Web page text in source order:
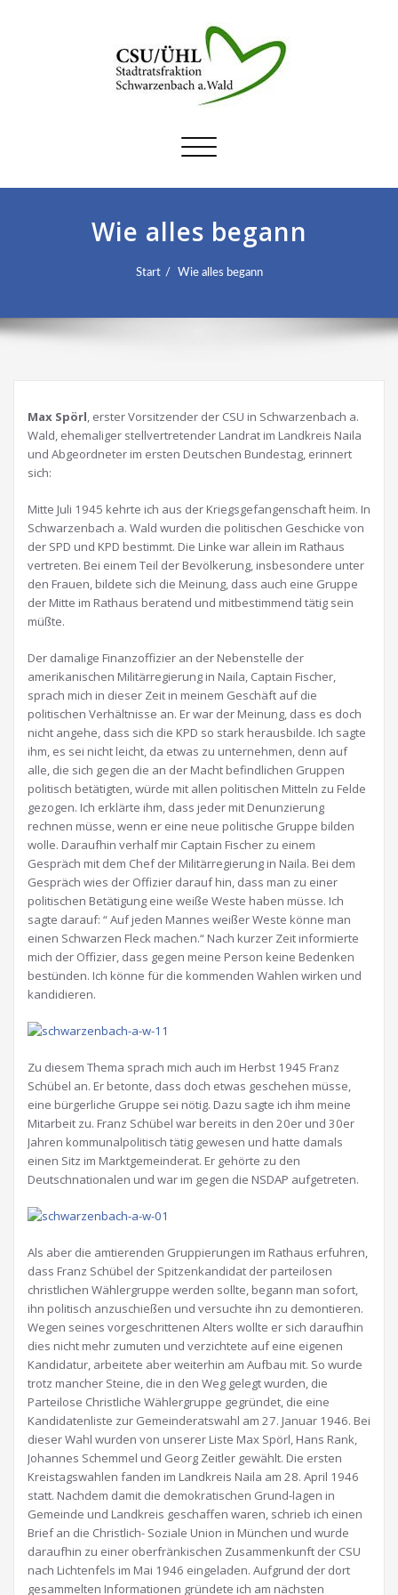
Schalte
Wie alles begann
Start Wie alles begann
Max Spörl, erster Vorsitzender der CSU in Schwarzenbach a.
Wald, ehemaliger stellvertretender Landrat im Landkreis Naila
und Abgeordneter im ersten Deutschen Bundestag, erinnert
sich:
Mitte Juli 1945 kehrte ich aus der Kriegsgefangenschaft heim. In
Schwarzenbach a. Wald wurden die politischen Geschicke von
der SPD und KPD bestimmt. Die Linke war allein im Rathaus
vertreten. Bei einem Teil der Bevölkerung, insbesondere unter
den Frauen, bildete sich die Meinung, dass auch eine Gruppe
der Mitte im Rathaus beratend und mitbestimmend tätig sein
müßte.
Der damalige Finanzoffizier an der Nebenstelle der
amerikanischen Militärregierung in Naila, Captain Fischer,
sprach mich in dieser Zeit in meinem Geschäft auf die
politischen Verhältnisse an. Er war der Meinung, dass es doch
nicht angehe, dass sich die KPD so stark herausbilde. Ich sagte
ihm, es sei nicht leicht, da etwas zu unternehmen, denn auf
alle, die sich gegen die an der Macht befindlichen Gruppen
politisch betätigten, würde mit allen politischen Mitteln zu Felde
gezogen. Ich erklärte ihm, dass jeder mit Denunzierung
rechnen müsse, wenn er eine neue politische Gruppe bilden
wolle. Daraufhin verhalf mir Captain Fischer zu einem
Gespräch mit dem Chef der Militärregierung in Naila. Bei dem
Gespräch wies der Offizier darauf hin, dass man zu einer
politischen Betätigung eine weiße Weste haben müsse. Ich
sagte darauf: “ Auf jeden Mannes weißer Weste könne man
einen Schwarzen Fleck machen.“ Nach kurzer Zeit informierte
mich der Offizier, dass gegen meine Person keine Bedenken
bestünden. Ich könne für die kommenden Wahlen wirken und
kandidieren.
Zu diesem Thema sprach mich auch im Herbst 1945 Franz
Schübel an. Er betonte, dass doch etwas geschehen müsse,
eine bürgerliche Gruppe sei nötig. Dazu sagte ich ihm meine
Mitarbeit zu. Franz Schübel war bereits in den 20er und 30er
Jahren kommunalpolitisch tätig gewesen und hatte damals
einen Sitz im Marktgemeinderat. Er gehörte zu den
Deutschnationalen und war im gegen die NSDAP aufgetreten.
Als aber die amtierenden Gruppierungen im Rathaus erfuhren,
dass Franz Schübel der Spitzenkandidat der parteilosen
christlichen Wählergruppe werden sollte, begann man sofort,
ihn politisch anzuschießen und versuchte ihn zu demontieren.
Wegen seines vorgeschrittenen Alters wollte er sich daraufhin
dies nicht mehr zumuten und verzichtete auf eine eigenen
Kandidatur, arbeitete aber weiterhin am Aufbau mit. So wurde
trotz mancher Steine, die in den Weg gelegt wurden, die
Parteilose Christliche Wählergruppe gegründet, die eine
Kandidatenliste zur Gemeinderatswahl am 27. Januar 1946. Bei
dieser Wahl wurden von unserer Liste Max Spörl, Hans Rank,
Johannes Schemmel und Georg Zeitler gewählt. Die ersten
Kreistagswahlen fanden im Landkreis Naila am 28. April 1946
statt. Nachdem damit die demokratischen Grund-lagen in
Gemeinde und Landkreis geschaffen waren, schrieb ich einen
Brief an die Christlich- Soziale Union in München und wurde
daraufhin zu einer oberfränkischen Zusammenkunft der CSU
nach Lichtenfels im Mai 1946 eingeladen. Aufgrund der dort
gesammelten Informationen gründete ich am nächsten